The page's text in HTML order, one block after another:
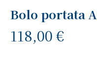
Bolo portata
118,00 €